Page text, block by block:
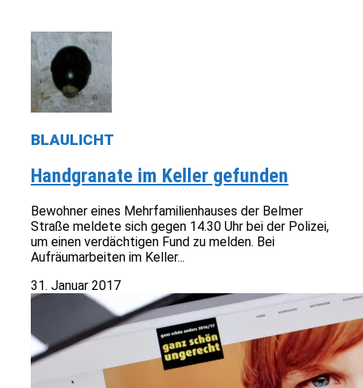
BLAULICHT
Handgranate im Keller gefunden
Bewohner eines Mehrfamilienhauses der Belmer
Straße meldete sich gegen 14.30 Uhr bei der Polizei,
um einen verdächtigen Fund zu melden. Bei
Aufräumarbeiten im Keller...
31. Januar 2017